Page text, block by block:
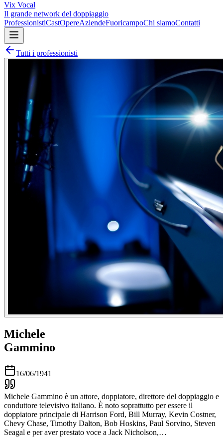
Vix Vocal
Il grande network del doppiaggio
ProfessionistiCastOpereAziendeFuoricampoChi siamoContatti
Tutti i professionisti
Michele
Gammino
16/06/1941
Michele Gammino è un attore, doppiatore, direttore del doppiaggio e
conduttore televisivo italiano. È noto soprattutto per essere il
doppiatore principale di Harrison Ford, Bill Murray, Kevin Costner,
Chevy Chase, Timothy Dalton, Bob Hoskins, Paul Sorvino, Steven
Seagal e per aver prestato voce a Jack Nicholson,…